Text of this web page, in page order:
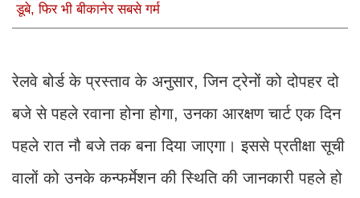
डूबे, फिर भी बीकानेर सबसे गर्म
रेलवे बोर्ड के प्रस्ताव के अनुसार, जिन ट्रेनों को दोपहर दो
बजे से पहले रवाना होना होगा, उनका आरक्षण चार्ट एक दिन
पहले रात नौ बजे तक बना दिया जाएगा। इससे प्रतीक्षा सूची
वालों को उनके कन्फर्मेशन की स्थिति की जानकारी पहले हो